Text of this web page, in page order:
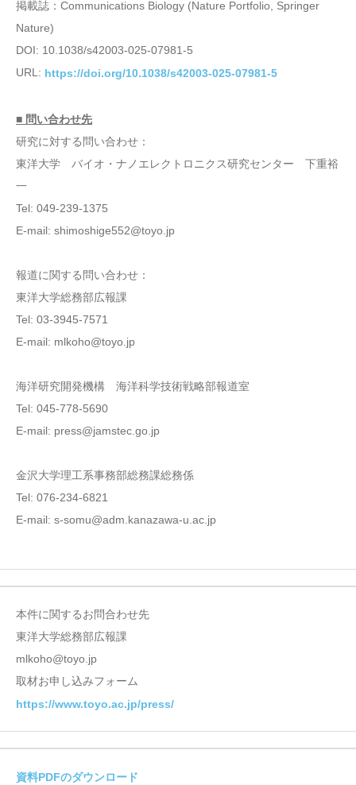
掲載誌：Communications Biology (Nature Portfolio, Springer
Nature)
DOI: 10.1038/s42003-025-07981-5
URL: https://doi.org/10.1038/s42003-025-07981-5
■ 問い合わせ先
研究に対する問い合わせ：
東洋大学 バイオ・ナノエレクトロニクス研究センター 下重裕
一
Tel: 049-239-1375
E-mail: shimoshige552@toyo.jp
報道に関する問い合わせ：
東洋大学総務部広報課
Tel: 03-3945-7571
E-mail: mlkoho@toyo.jp
海洋研究開発機構 海洋科学技術戦略部報道室
Tel: 045-778-5690
E-mail: press@jamstec.go.jp
金沢大学理工系事務部総務課総務係
Tel: 076-234-6821
E-mail: s-somu@adm.kanazawa-u.ac.jp
本件に関するお問合わせ先
東洋大学総務部広報課
mlkoho@toyo.jp
取材お申し込みフォーム
https://www.toyo.ac.jp/press/
資料PDFのダウンロード